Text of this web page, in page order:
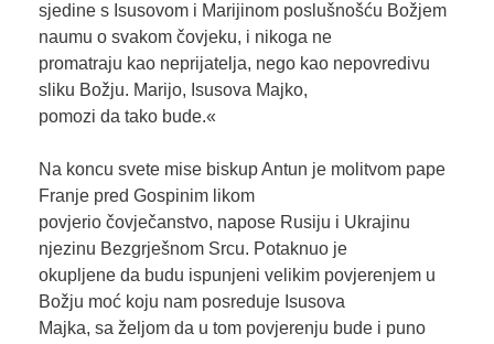
sjedine s Isusovom i Marijinom poslušnošću Božjem
naumu o svakom čovjeku, i nikoga ne
promatraju kao neprijatelja, nego kao nepovredivu
sliku Božju. Marijo, Isusova Majko,
pomozi da tako bude.«
Na koncu svete mise biskup Antun je molitvom pape
Franje pred Gospinim likom
povjerio čovječanstvo, napose Rusiju i Ukrajinu
njezinu Bezgrješnom Srcu. Potaknuo je
okupljene da budu ispunjeni velikim povjerenjem u
Božju moć koju nam posreduje Isusova
Majka, sa željom da u tom povjerenju bude i puno